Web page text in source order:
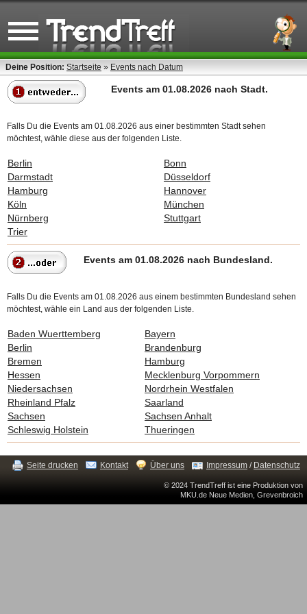
Deine Position: Startseite » Events nach Datum
Events am 01.08.2026 nach Stadt.
Falls Du die Events am 01.08.2026 aus einer bestimmten Stadt sehen
möchtest, wähle diese aus der folgenden Liste.
Berlin
Bonn
Darmstadt
Düsseldorf
Hamburg
Hannover
Köln
München
Nürnberg
Stuttgart
Trier
Events am 01.08.2026 nach Bundesland.
Falls Du die Events am 01.08.2026 aus einem bestimmten Bundesland sehen
möchtest, wähle ein Land aus der folgenden Liste.
Baden Wuerttemberg
Bayern
Berlin
Brandenburg
Bremen
Hamburg
Hessen
Mecklenburg Vorpommern
Niedersachsen
Nordrhein Westfalen
Rheinland Pfalz
Saarland
Sachsen
Sachsen Anhalt
Schleswig Holstein
Thueringen
Seite drucken Kontakt Über uns Impressum / Datenschutz
© 2024 TrendTreff ist eine Produktion von
MKU.de Neue Medien, Grevenbroich